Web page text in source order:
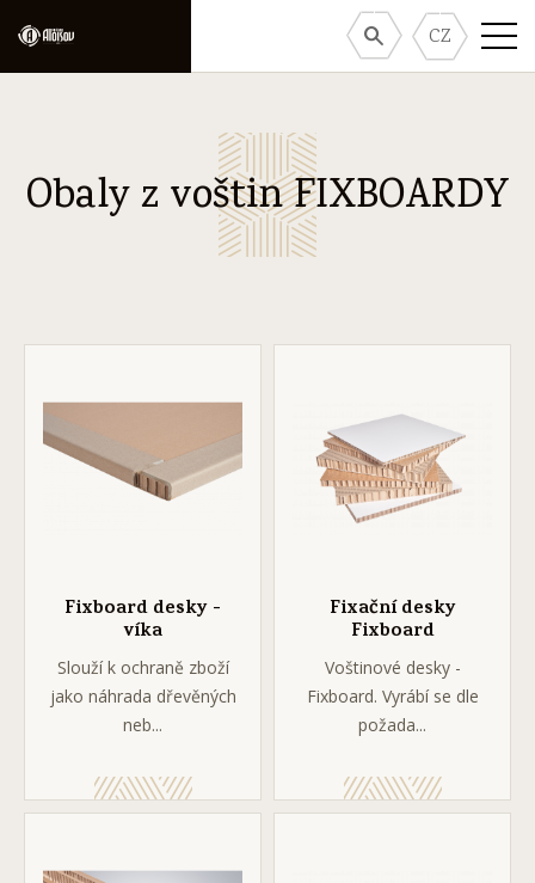
CZ
Obaly z voštin FIXBOARDY
Fixboard desky -
víka
Slouží k ochraně zboží
jako náhrada dřevěných
neb...
Fixační desky
Fixboard
Voštinové desky -
Fixboard. Vyrábí se dle
požada...